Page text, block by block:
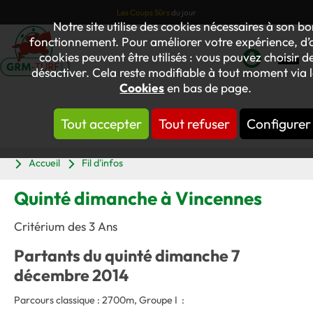
Notre site utilise des cookies nécessaires à son
fonctionnement. Pour améliorer votre expérience,
cookies peuvent être utilisés : vous pouvez choisir
désactiver. Cela reste modifiable à tout moment via
Cookiesen bas de page.
Tout accepter Tout refuser Configurer
Les Coups Sûrs du jour
Mon
compte
Accueil
Fil d'infos
Quinté dimanche à Vincennes
Critérium des 3 Ans
Partants du quinté dimanche 7
décembre 2014
Parcours classique : 2700m, Groupe I :